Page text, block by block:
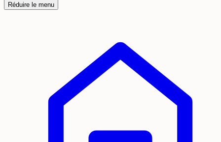
Réduire le menu